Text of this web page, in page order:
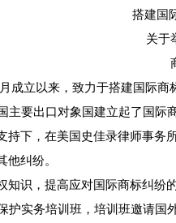
搭建国
关于
成立以来，致力于搭建国际
主要出口对象国建立起了国
持下，在美国史佳录律师事
纠纷。
识，提高应对国际商标纠纷
护实务培训班，培训班邀请国